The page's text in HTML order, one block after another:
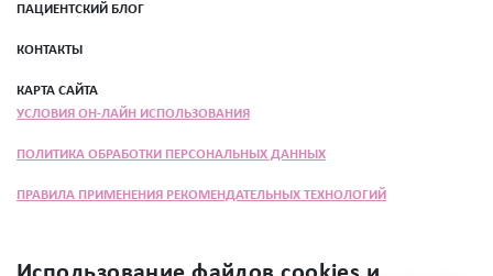
ПАЦИЕНТСКИЙ БЛОГ
КОНТАКТЫ
КАРТА САЙТА
УСЛОВИЯ ОН-ЛАЙН ИСПОЛЬЗОВАНИЯ
ПОЛИТИКА ОБРАБОТКИ ПЕРСОНАЛЬНЫХ ДАННЫХ
ПРАВИЛА ПРИМЕНЕНИЯ РЕКОМЕНДАТЕЛЬНЫХ ТЕХНОЛОГИЙ